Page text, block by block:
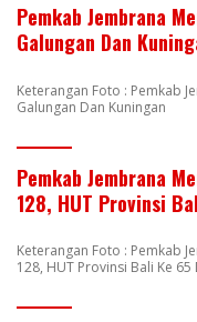
Pemkab Jembrana
Galungan Dan
Keterangan Foto : Pemkab
Galungan Dan Kuningan
Pemkab Jembrana
128, HUT Provinsi
Keterangan Foto : Pemkab
128, HUT Provinsi Bali Ke 65